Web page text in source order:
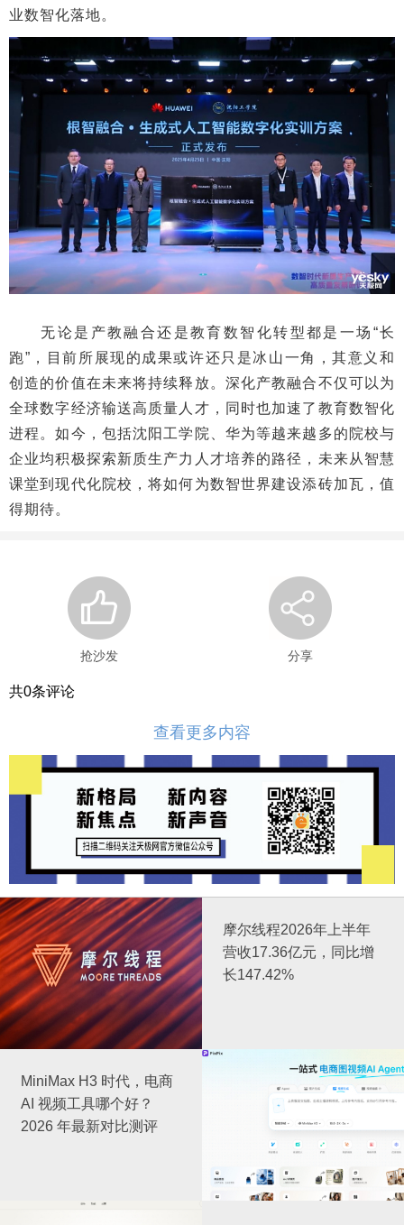
业数智化落地。
无论是产教融合还是教育数智化转型都是一场“长
跑”，目前所展现的成果或许还只是冰山一角，其意义和
创造的价值在未来将持续释放。深化产教融合不仅可以为
全球数字经济输送高质量人才，同时也加速了教育数智化
进程。如今，包括沈阳工学院、华为等越来越多的院校与
企业均积极探索新质生产力人才培养的路径，未来从智慧
课堂到现代化院校，将如何为数智世界建设添砖加瓦，值
得期待。
抢沙发 分享
共0条评论
查看更多内容
摩尔线程2026年上半年
营收17.36亿元，同比增
长147.42%
MiniMax H3 时代，电商
AI 视频工具哪个好？
2026 年最新对比测评